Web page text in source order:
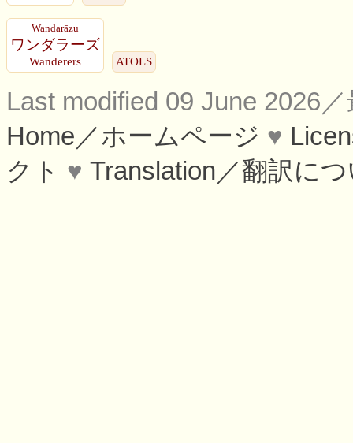
Wandarāzu
ワンダラーズ
Wanderers ATOLS
Last modified 09 June 2026
Home／ホームページ ♥
クト ♥ Translation／翻訳に